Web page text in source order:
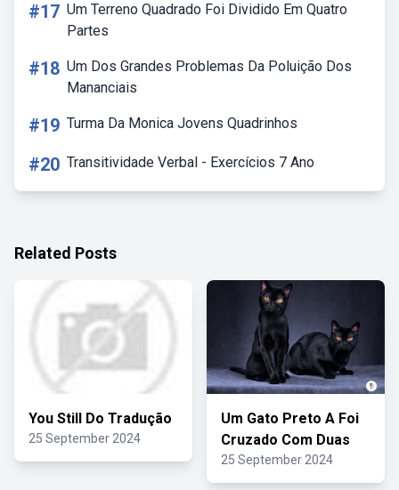
#17 Um Terreno Quadrado Foi Dividido Em Quatro
Partes
#18 Um Dos Grandes Problemas Da Poluição Dos
Mananciais
#19 Turma Da Monica Jovens Quadrinhos
#20 Transitividade Verbal - Exercícios 7 Ano
Related Posts
You Still Do Tradução
25 September 2024
Um Gato Preto A Foi
Cruzado Com Duas
25 September 2024